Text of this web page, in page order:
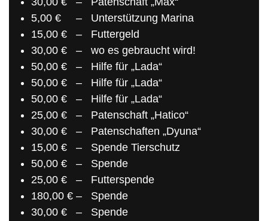
5,00 € – Unterstützung Marina
15,00 € – Futtergeld
30,00 € – wo es gebraucht wird!
50,00 € – Hilfe für „Lada“
50,00 € – Hilfe für „Lada“
50,00 € – Hilfe für „Lada“
25,00 € – Patenschaft „Hatico“
30,00 € – Patenschaften „Dyuna“
15,00 € – Spende Tierschutz
50,00 € – Spende
25,00 € – Futterspende
180,00 € – Spende
30,00 € – Spende